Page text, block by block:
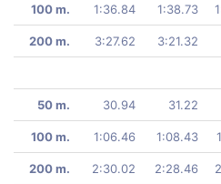
100 m. 1:36.84 1:38.73
200 m. 3:27.62 3:21.32
50 m. 30.94 31.22
100 m. 1:06.46 1:08.43
200 m. 2:30.02 2:28.46